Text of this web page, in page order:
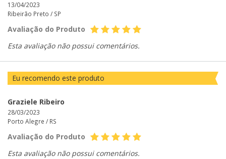
13/04/2023
Ribeirão Preto / SP
Avaliação do Produto
Esta avaliação não possui comentários.
Eu recomendo este produto
Graziele Ribeiro
28/03/2023
Porto Alegre / RS
Avaliação do Produto
Esta avaliação não possui comentários.